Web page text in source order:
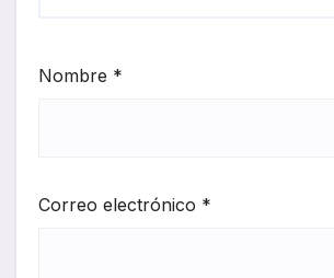
Nombre *
Correo electrónico *